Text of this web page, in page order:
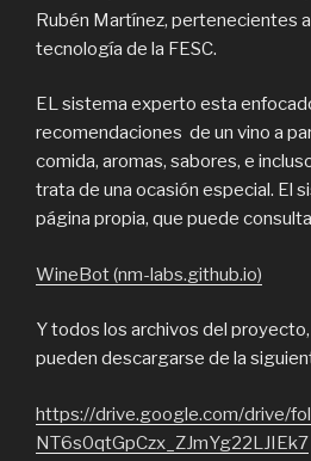
Rubén Martínez, pertenecientes
tecnología de la FESC.
EL sistema experto esta
recomendaciones de un vino a
comida, aromas, sabores, e
trata de una ocasión especial. El
página propia, que puede
WineBot (nm-labs.github.io)
Y todos los archivos del
pueden descargarse de la
https://drive.google.com/drive/
NT6s0qtGpCzx_ZJmYg22LJIEk7